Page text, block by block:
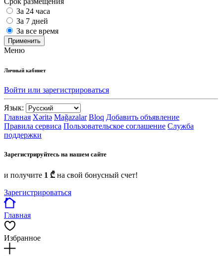
За 24 часа
За 7 дней
За все время
Применить
Меню
Личный кабинет
Войти или зарегистрироваться
Язык:
Главная Xəritə Mağazalar Bloq Добавить объявление
Правила сервиса Пользовательское соглашение Служба
поддержки
Зарегистрируйтесь на нашем сайте
и получите 1 ₾ на свой бонусный счет!
Зарегистрироваться
Главная
Избранное